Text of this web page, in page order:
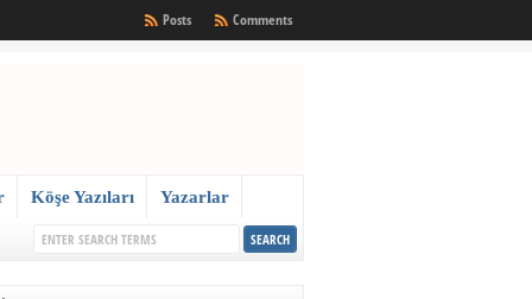
Comments
Posts
Köşe Yazıları Yazarlar